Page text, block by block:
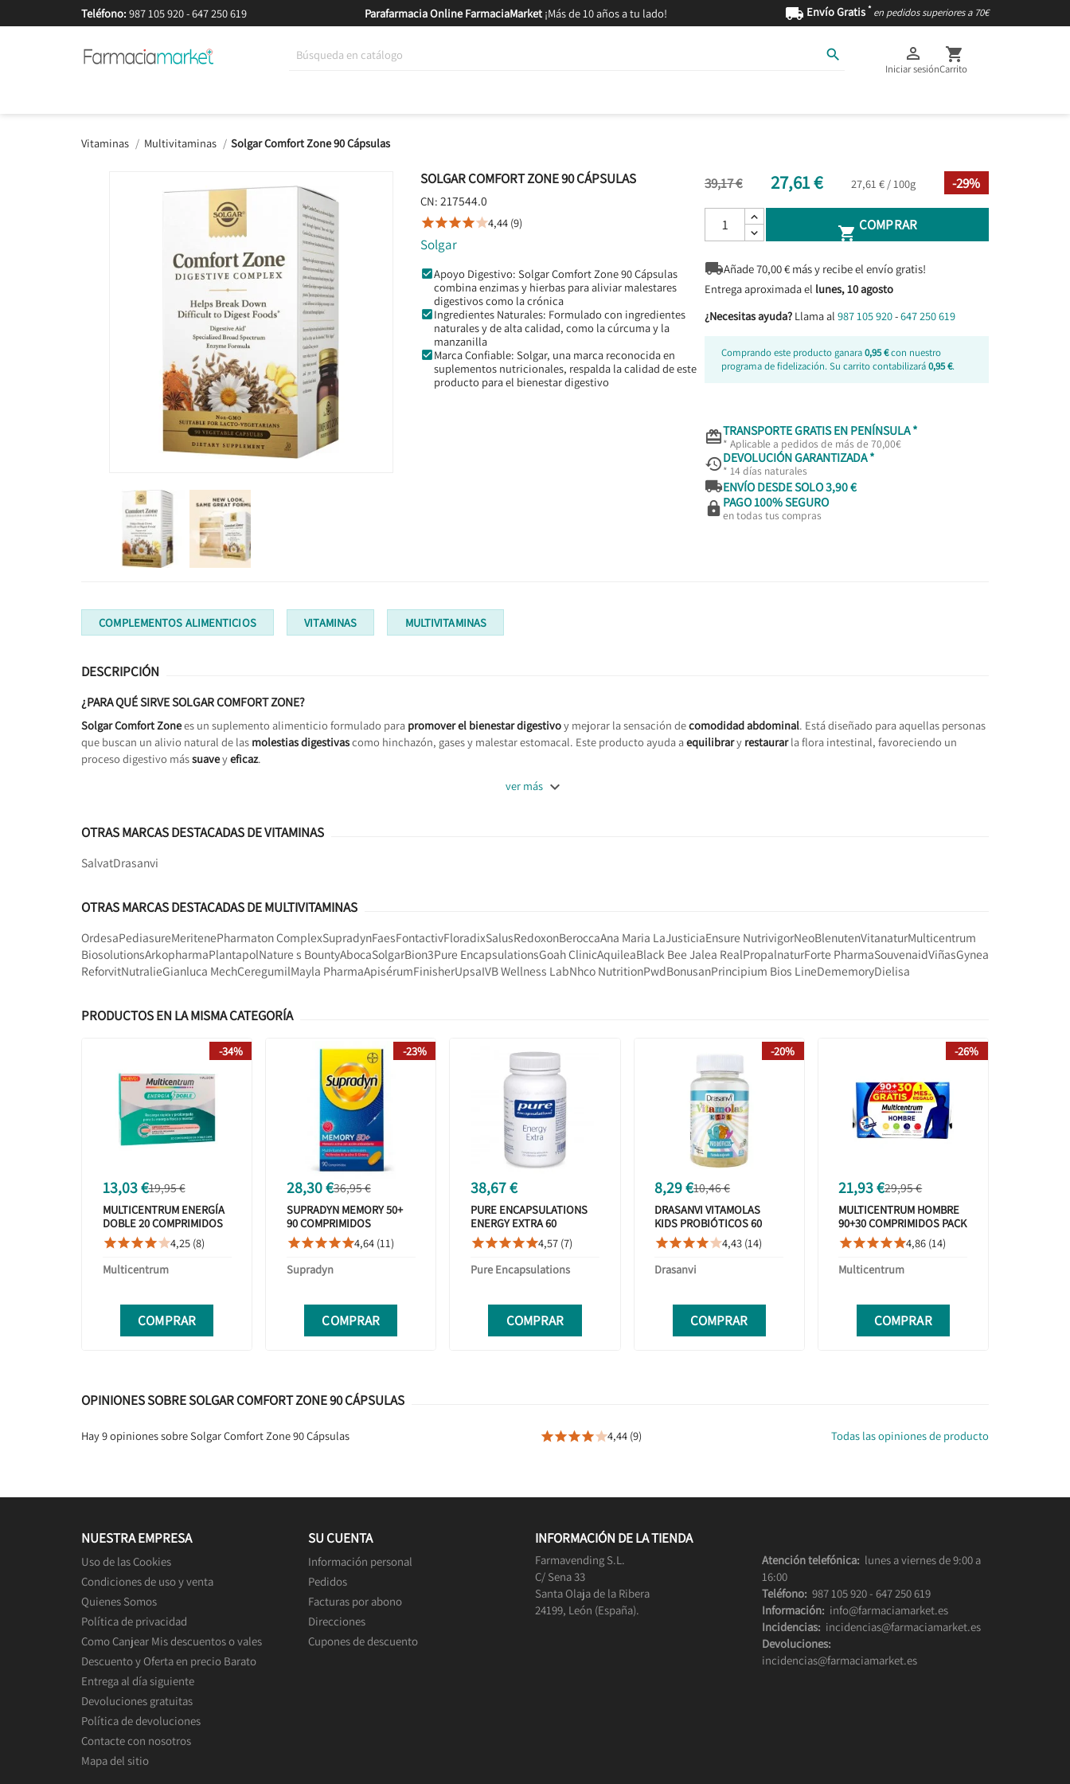
Teléfono: 987 105 920-647 250 619 Parafarmacia Online FarmaciaMarket¡Más de 10 años a tu lado!  Envío Gratis * en pedidos superiores a 70€
 
Iniciar sesión

Carrito
Vitaminas Multivitaminas Solgar Comfort Zone 90 Cápsulas
SOLGAR COMFORT ZONE 90 CÁPSULAS
CN: 217544.0
4,44 (9)
Solgar
Apoyo Digestivo: Solgar Comfort Zone 90 Cápsulas
combina enzimas y hierbas para aliviar malestares
digestivos como la crónica
Ingredientes Naturales: Formulado con ingredientes
naturales y de alta calidad, como la cúrcuma y la
manzanilla
Marca Confiable: Solgar, una marca reconocida en
suplementos nutricionales, respalda la calidad de este
producto para el bienestar digestivo
39,17 € 27,61 € 27,61 € / 100g -29%
 COMPRAR
Añade70,00€ más y recibe el envío gratis!
Entrega aproximada el lunes, 10 agosto
¿Necesitas ayuda? Llama al 987 105 920-647 250 619
Comprando este producto ganara0,95 €con nuestro
programa de fidelización. Su carrito contabilizará0,95 €.
TRANSPORTE GRATIS EN PENÍNSULA *
* Aplicable a pedidos de más de 70,00€
DEVOLUCIÓN GARANTIZADA *
* 14 días naturales
ENVÍO DESDE SOLO 3,90 €
 PAGO 100% SEGURO
en todas tus compras
COMPLEMENTOS ALIMENTICIOS VITAMINAS MULTIVITAMINAS
DESCRIPCIÓN
¿PARA QUÉ SIRVE SOLGAR COMFORT ZONE?
Solgar Comfort Zonees un suplemento alimenticio formulado para promover el bienestar digestivoy mejorar la sensación decomodidad abdominal. Está diseñado para aquellas personas
que buscan un alivio natural de las molestias digestivascomo hinchazón, gases y malestar estomacal. Este producto ayuda aequilibrary restaurarla flora intestinal, favoreciendo un
proceso digestivo mássuaveyeficaz.
ver más 
OTRAS MARCAS DESTACADAS DE VITAMINAS
SalvatDrasanvi
OTRAS MARCAS DESTACADAS DE MULTIVITAMINAS
OrdesaPediasureMeritenePharmaton ComplexSupradynFaesFontactivFloradixSalusRedoxonBeroccaAna Maria LaJusticiaEnsure NutrivigorNeoBlenutenVitanaturMulticentrum
BiosolutionsArkopharmaPlantapolNature s BountyAbocaSolgarBion3Pure EncapsulationsGoah ClinicAquileaBlack Bee Jalea RealPropalnaturForte PharmaSouvenaidViñasGynea
ReforvitNutralieGianluca MechCeregumilMayla PharmaApisérumFinisherUpsaIVB Wellness LabNhco NutritionPwdBonusanPrincipium Bios LineDememoryDielisa
PRODUCTOS EN LA MISMA CATEGORÍA
13,03 €19,95 €
MULTICENTRUM ENERGÍA
DOBLE 20 COMPRIMIDOS
4,25 (8)
Multicentrum
COMPRAR
-34%
28,30 €36,95 €
SUPRADYN MEMORY 50+
90 COMPRIMIDOS
4,64 (11)
Supradyn
COMPRAR
-23%
38,67 €
PURE ENCAPSULATIONS
ENERGY EXTRA 60
CÁPSULAS
4,57 (7)
Pure Encapsulations
COMPRAR
8,29 €10,46 €
DRASANVI VITAMOLAS
KIDS PROBIÓTICOS 60
GOMINOLAS
4,43 (14)
Drasanvi
COMPRAR
-20%
21,93 €29,95 €
MULTICENTRUM HOMBRE
90+30 COMPRIMIDOS PACK
PROMOCIÓN
4,86 (14)
Multicentrum
COMPRAR
-26%
OPINIONES SOBRE SOLGAR COMFORT ZONE 90 CÁPSULAS
Hay 9 opiniones sobre Solgar Comfort Zone 90 Cápsulas 4,44 (9) Todas las opiniones de producto
NUESTRA EMPRESA
Uso de las Cookies
Condiciones de uso y venta
Quienes Somos
Política de privacidad
Como Canjear Mis descuentos o vales
Descuento y Oferta en precio Barato
Entrega al día siguiente
Devoluciones gratuitas
Política de devoluciones
Contacte con nosotros
Mapa del sitio
SU CUENTA
Información personal
Pedidos
Facturas por abono
Direcciones
Cupones de descuento
INFORMACIÓN DE LA TIENDA
Farmavending S.L.
C/ Sena 33
Santa Olaja de la Ribera
24199, León (España).
Atención telefónica: lunes a viernes de 9:00 a
16:00
Teléfono: 987 105 920- 647 250 619
Información: info@farmaciamarket.es
Incidencias: incidencias@farmaciamarket.es
Devoluciones:
incidencias@farmaciamarket.es